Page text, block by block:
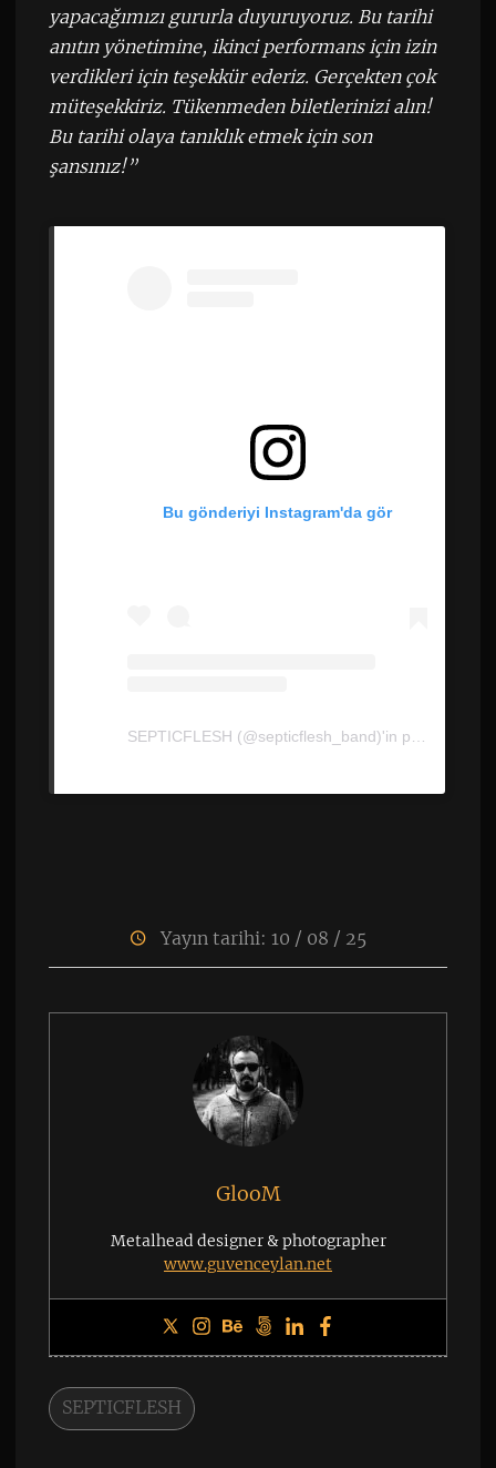
yapacağımızı gururla duyuruyoruz. Bu tarihi
anıtın yönetimine, ikinci performans için izin
verdikleri için teşekkür ederiz. Gerçekten çok
müteşekkiriz. Tükenmeden biletlerinizi alın!
Bu tarihi olaya tanıklık etmek için son
şansınız!”
Bu gönderiyi Instagram'da gör
SEPTICFLESH (@septicflesh_band)'in paylaştığı bir gönderi
Yayın tarihi: 10 / 08 / 25
GlooM
Metalhead designer & photographer
www.guvenceylan.net
SEPTICFLESH